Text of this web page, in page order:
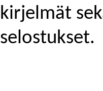
kirjelmät
selostukset.